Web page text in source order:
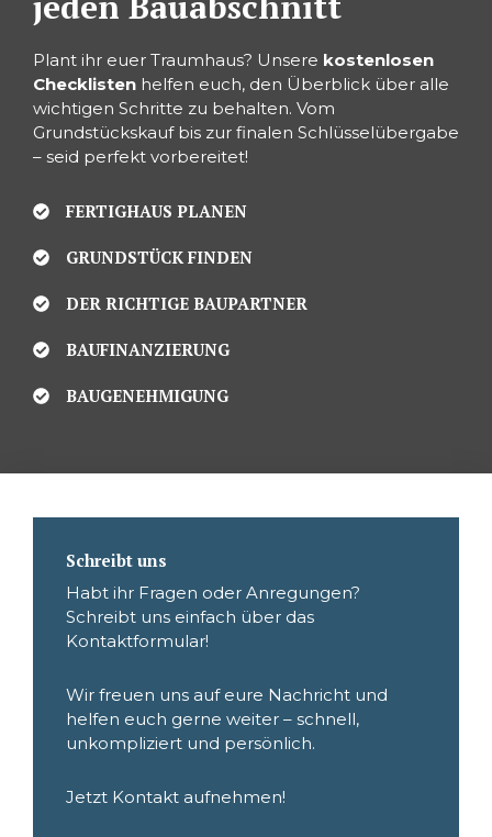
Plant ihr euer Traumhaus? Unsere kostenlosen
Checklisten helfen euch, den Überblick über alle
wichtigen Schritte zu behalten. Vom
Grundstückskauf bis zur finalen Schlüsselübergabe
– seid perfekt vorbereitet!
FERTIGHAUS PLANEN
GRUNDSTÜCK FINDEN
DER RICHTIGE BAUPARTNER
BAUFINANZIERUNG
BAUGENEHMIGUNG
Schreibt uns
Habt ihr Fragen oder Anregungen?
Schreibt uns einfach über das
Kontaktformular!
Wir freuen uns auf eure Nachricht und
helfen euch gerne weiter – schnell,
unkompliziert und persönlich.
Jetzt Kontakt aufnehmen!